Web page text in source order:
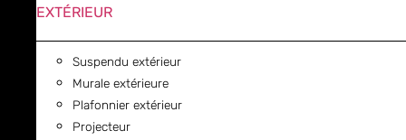
EXTÉRIEUR
Suspendu extérieur
Murale extérieure
Plafonnier extérieur
Projecteur